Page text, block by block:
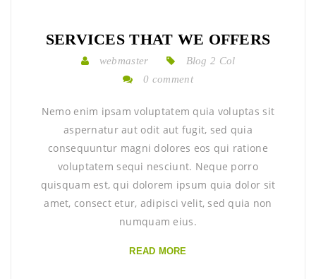
SERVICES THAT WE OFFERS
webmaster
Blog 2 Col
0 comment
Nemo enim ipsam voluptatem quia voluptas sit
aspernatur aut odit aut fugit, sed quia
consequuntur magni dolores eos qui ratione
voluptatem sequi nesciunt. Neque porro
quisquam est, qui dolorem ipsum quia dolor sit
amet, consect etur, adipisci velit, sed quia non
numquam eius.
READ MORE